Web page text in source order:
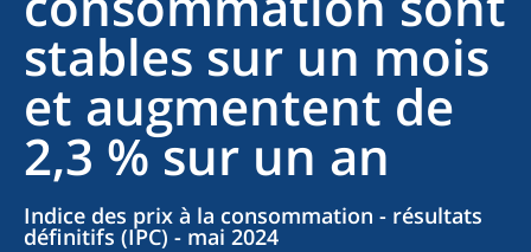
stables sur un mois
et augmentent de
2,3 % sur un an
Indice des prix à la consommation - résultats
définitifs (IPC) - mai 2024